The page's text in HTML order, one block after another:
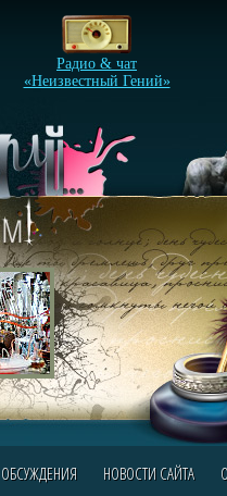
Радио & чат
«Неизвестный Гений»
ОБСУЖДЕНИЯ НОВОСТИ САЙТА